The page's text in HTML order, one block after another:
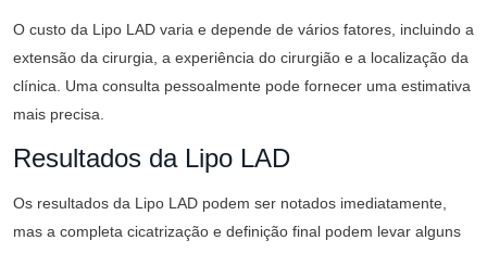
O custo da Lipo LAD varia e depende de vários fatores, incluindo a
extensão da cirurgia, a experiência do cirurgião e a localização da
clínica. Uma consulta pessoalmente pode fornecer uma estimativa
mais precisa.
Resultados da Lipo LAD
Os resultados da Lipo LAD podem ser notados imediatamente,
mas a completa cicatrização e definição final podem levar alguns